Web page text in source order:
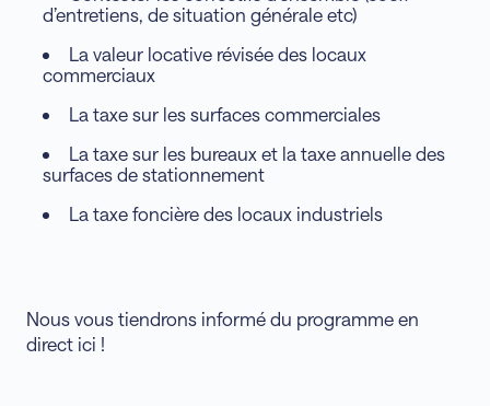
d’entretiens, de situation générale etc)
La valeur locative révisée des locaux
commerciaux
La taxe sur les surfaces commerciales
La taxe sur les bureaux et la taxe annuelle des
surfaces de stationnement
La taxe foncière des locaux industriels
Nous vous tiendrons informé du programme en
direct ici !